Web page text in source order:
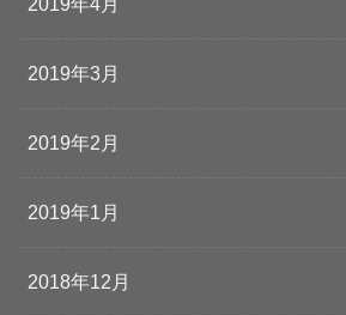
2019年3月
2019年2月
2019年1月
2018年12月